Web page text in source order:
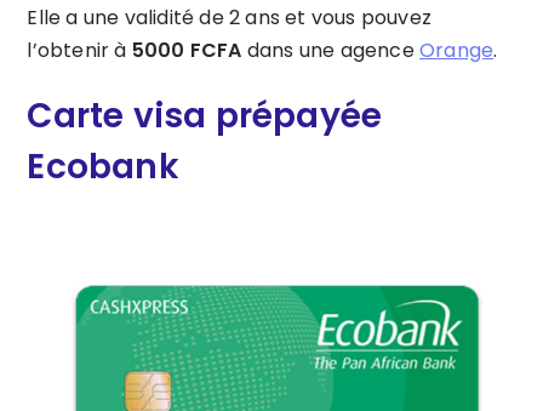
Elle a une validité de 2 ans et vous pouvez
l’obtenir à 5000 FCFA dans une agenceOrange.
Carte visa prépayée
Ecobank